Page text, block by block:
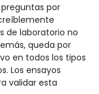
por
de laboratorio no
queda por
en todos los tipos
Los ensayos
validar esta